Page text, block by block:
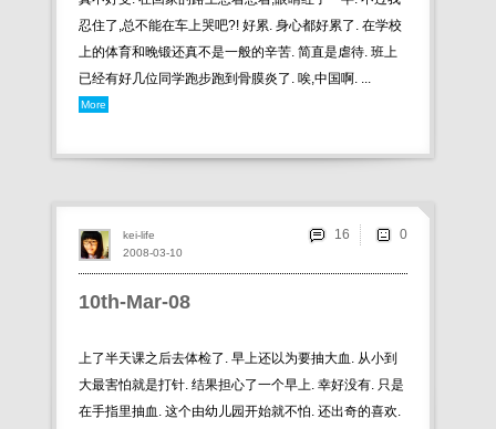
忍住了,总不能在车上哭吧?! 好累. 身心都好累了. 在学校
上的体育和晚锻还真不是一般的辛苦. 简直是虐待. 班上
已经有好几位同学跑步跑到骨膜炎了. 唉,中国啊. ...
More
10th-Mar-08
上了半天课之后去体检了. 早上还以为要抽大血. 从小到
大最害怕就是打针. 结果担心了一个早上. 幸好没有. 只是
在手指里抽血. 这个由幼儿园开始就不怕. 还出奇的喜欢.
2008-03-10
kei-life 16